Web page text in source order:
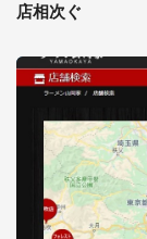
店相次ぐ